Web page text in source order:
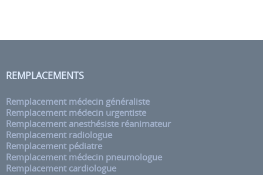
REMPLACEMENTS
Remplacement médecin généraliste
Remplacement médecin urgentiste
Remplacement anesthésiste réanimateur
Remplacement radiologue
Remplacement pédiatre
Remplacement médecin pneumologue
Remplacement cardiologue